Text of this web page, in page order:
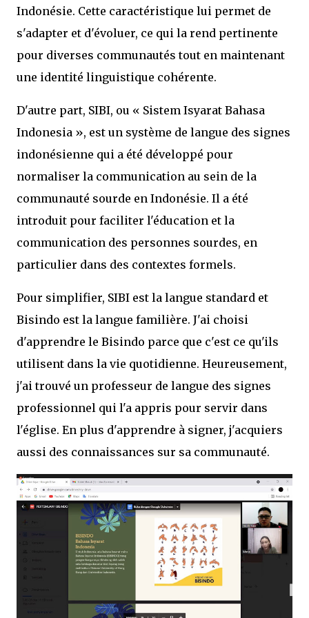
Indonésie. Cette caractéristique lui permet de
s'adapter et d'évoluer, ce qui la rend pertinente
pour diverses communautés tout en maintenant
une identité linguistique cohérente.
D'autre part, SIBI, ou « Sistem Isyarat Bahasa
Indonesia », est un système de langue des signes
indonésienne qui a été développé pour
normaliser la communication au sein de la
communauté sourde en Indonésie. Il a été
introduit pour faciliter l'éducation et la
communication des personnes sourdes, en
particulier dans des contextes formels.
Pour simplifier, SIBI est la langue standard et
Bisindo est la langue familière. J'ai choisi
d'apprendre le Bisindo parce que c'est ce qu'ils
utilisent dans la vie quotidienne. Heureusement,
j'ai trouvé un professeur de langue des signes
professionnel qui l'a appris pour servir dans
l'église. En plus d'apprendre à signer, j'acquiers
aussi des connaissances sur sa communauté.